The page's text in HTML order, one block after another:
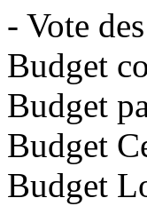
- Vote
Budget
Budget
Budget
Budget